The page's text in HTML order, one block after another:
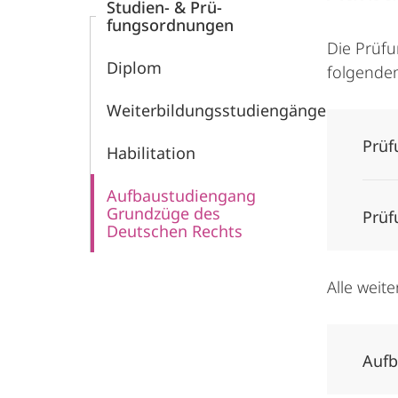
Studien- & Prü­
fungsordnungen
Diplom
Weiterbildungsstudiengänge
Habilitation
Aufbaustudiengang
Grundzüge des
Deutschen Rechts
Die
Alle